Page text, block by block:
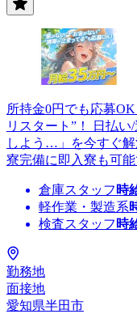
所持金0円でも応募
リスタート”！ 日払
しよう…」を今すぐ
寮完備に即入寮も可能
倉庫スタッフ 時
軽作業・製造系
検査スタッフ 時
勤務地
面接地
愛知県半田市